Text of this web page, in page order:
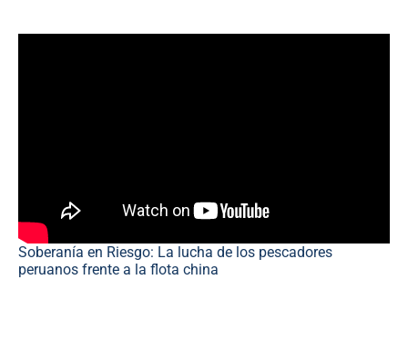
Soberanía en Riesgo: La lucha de los pescadores
peruanos frente a la flota china